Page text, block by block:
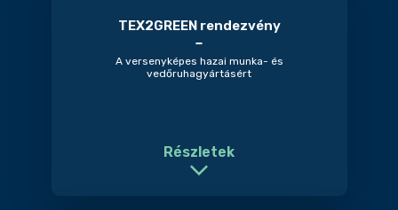
TEX2GREEN rendezvény
A versenyképes hazai munka- és
vedőruhagyártásért
Részletek